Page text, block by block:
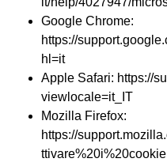
Google Chrome:
https://
hl=it
Apple Safari: https://
viewlocale=it_IT
Mozilla Firefox:
https://
ttivare%20i%20cookie